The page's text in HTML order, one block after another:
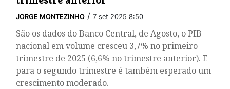
JORGE MONTEZINHO / 7 set 2025 8:50
São os dados do Banco Central, de Agosto, o PIB
nacional em volume cresceu 3,7% no primeiro
trimestre de 2025 (6,6% no trimestre anterior). E
para o segundo trimestre é também esperado um
crescimento moderado.